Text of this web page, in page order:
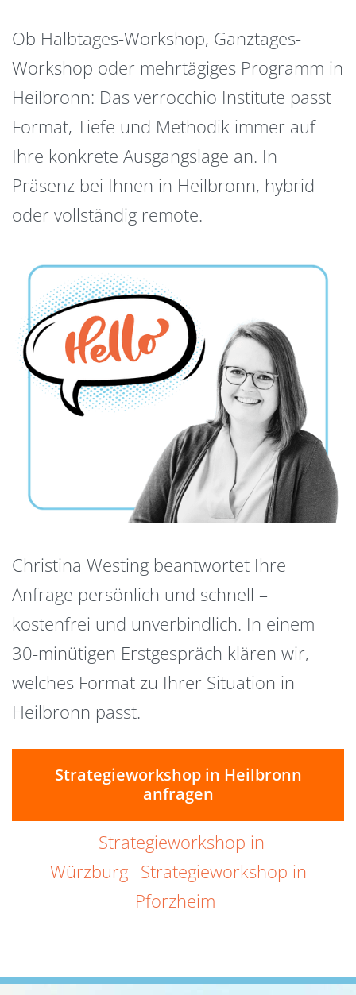
Ob Halbtages-Workshop, Ganztages-
Workshop oder mehrtägiges Programm in
Heilbronn: Das verrocchio Institute passt
Format, Tiefe und Methodik immer auf
Ihre konkrete Ausgangslage an. In
Präsenz bei Ihnen in Heilbronn, hybrid
oder vollständig remote.
Christina Westing beantwortet Ihre
Anfrage persönlich und schnell –
kostenfrei und unverbindlich. In einem
30-minütigen Erstgespräch klären wir,
welches Format zu Ihrer Situation in
Heilbronn passt.
Strategieworkshop in Heilbronn
anfragen
Strategieworkshop in
Würzburg Strategieworkshop in
Pforzheim